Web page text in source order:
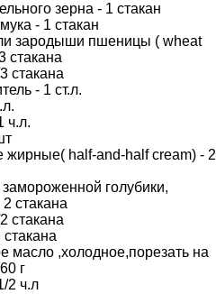
зерна - 1 стакан
- 1 стакан
зародыши пшеницы ( wheat
стакана
стакана
- 1 ст.л.
ч.л.
жирные( half-and-half cream) - 2
голубики,
стакана
стакана
масло ,холодное,порезать на
г
2 ч.л